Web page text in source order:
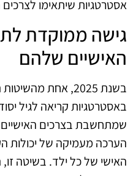
אסטרטגיות שיתאימו
גישה ממוקדת
האישיים שלהם
בשנת 2025, אחת
באסטרטגיות קריאה לגיל
שמתחשבת בצרכים
הערכה מעמיקה של יכולות
האישי של כל ילד. בשיטה